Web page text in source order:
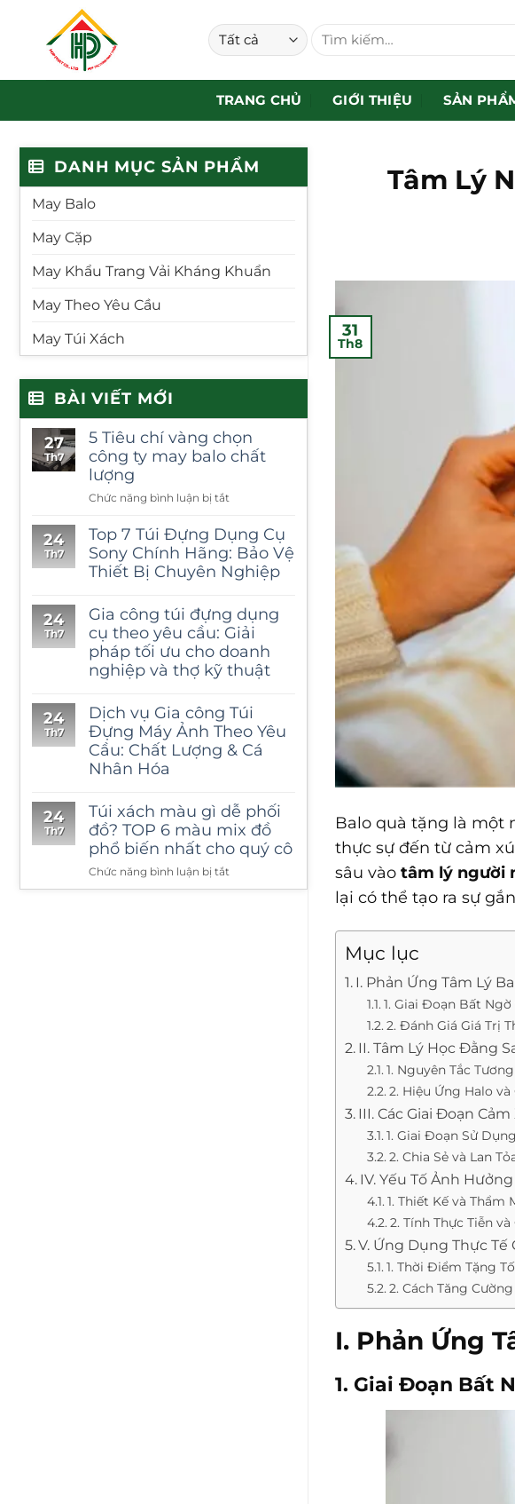
dung
Tìm
TRANG CHỦ GIỚI THIỆU SẢN
DANH MỤC SẢN PHẨM
May Balo
May Cặp
May Khẩu Trang Vải Kháng Khuẩn
May Theo Yêu Cầu
May Túi Xách
BÀI VIẾT MỚI
27
Th7
5 Tiêu chí vàng chọn
công ty may balo chất
lượng
Chức năng bình luận bị tắt
Tiêu
chí
vàng
chọn
ty
may
balo
chất
lượng
24
Th7
Top 7 Túi Đựng Dụng Cụ
Sony Chính Hãng: Bảo Vệ
Thiết Bị Chuyên Nghiệp
24
Th7
Gia công túi đựng dụng
cụ theo yêu cầu: Giải
pháp tối ưu cho doanh
nghiệp và thợ kỹ thuật
24
Th7
Dịch vụ Gia công Túi
Đựng Máy Ảnh Theo Yêu
Cầu: Chất Lượng & Cá
Nhân Hóa
24
Th7
Túi xách màu gì dễ phối
đồ? TOP 6 màu mix đồ
phổ biến nhất cho quý cô
Chức năng bình luận bị tắt
Túi
Tâm Lý
31
Th8
Balo quà tặng là một
thực sự đến từ cảm
sâu vào tâm lý người
lại có thể tạo ra sự
Mục lục
I. Phản Ứng Tâm Lý
1. Giai Đoạn Bất Ngờ
2. Đánh Giá Giá Trị
II. Tâm Lý Học Đằng
1. Nguyên Tắc
2. Hiệu Ứng Halo
III. Các Giai Đoạn
1. Giai Đoạn Sử
2. Chia Sẻ và Lan
IV. Yếu Tố Ảnh
1. Thiết Kế và Thẩm
2. Tính Thực Tiễn
V. Ứng Dụng Thực
1. Thời Điểm Tặng
2. Cách Tăng
I. Phản Ứng
1. Giai Đoạn Bất